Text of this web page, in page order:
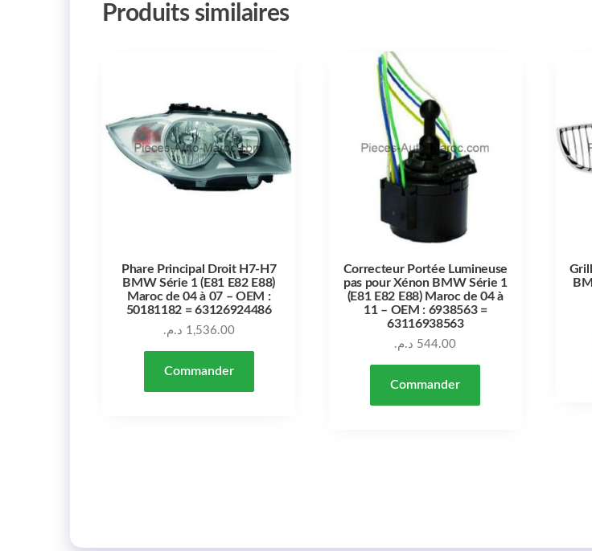
Produits similaires
Phare Principal Droit H7-H7
BMW Série 1 (E81 E82 E88)
Maroc de 04 à 07 – OEM :
50181182 = 63126924486
1,536.00 د.م.
Commander
Correcteur Portée Lumineuse
pas pour Xénon BMW Série 1
(E81 E82 E88) Maroc de 04 à
11 – OEM : 6938563 =
63116938563
544.00 د.م.
Commander